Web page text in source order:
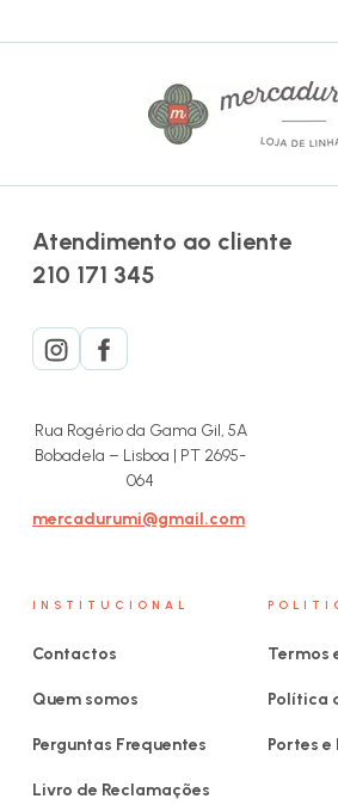
Atendimento ao cliente
210 171 345
Rua Rogério da Gama Gil, 5A
Bobadela – Lisboa | PT 2695-
064
mercadurumi@gmail.com
INSTITUCIONAL
Contactos
Quem somos
Perguntas Frequentes
Livro de Reclamações
Termos
Política
Portes e